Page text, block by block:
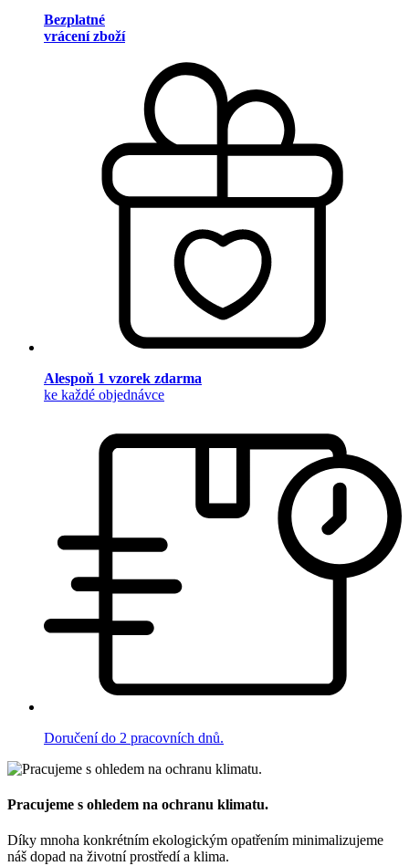
Bezplatné
vrácení zboží
Alespoň 1 vzorek zdarma
ke každé objednávce
Doručení do 2 pracovních dnů.
Pracujeme s ohledem na ochranu klimatu.
Díky mnoha konkrétním ekologickým opatřením minimalizujeme
náš dopad na životní prostředí a klima.